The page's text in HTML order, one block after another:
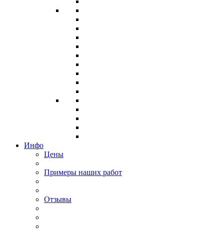
Инфо
Цены
Примеры наших работ
Отзывы